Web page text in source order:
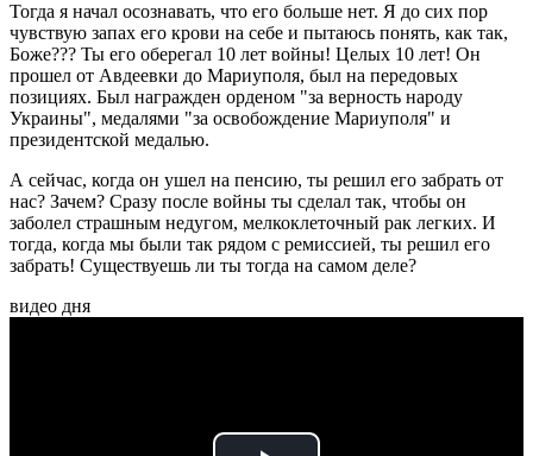
Тогда я начал осознавать, что его больше нет. Я до сих пор
чувствую запах его крови на себе и пытаюсь понять, как так,
Боже??? Ты его оберегал 10 лет войны! Целых 10 лет! Он
прошел от Авдеевки до Мариуполя, был на передовых
позициях. Был награжден орденом "за верность народу
Украины", медалями "за освобождение Мариуполя" и
президентской медалью.
А сейчас, когда он ушел на пенсию, ты решил его забрать от
нас? Зачем? Сразу после войны ты сделал так, чтобы он
заболел страшным недугом, мелкоклеточный рак легких. И
тогда, когда мы были так рядом с ремиссией, ты решил его
забрать! Существуешь ли ты тогда на самом деле?
видео дня